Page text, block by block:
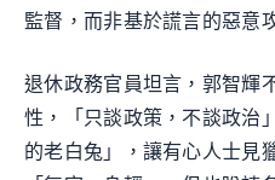
監督，而非基於謊言的惡意
退休政務官員坦言，郭智輝
性，「只談政策，不談政治
的老白兔」，讓有心人士見